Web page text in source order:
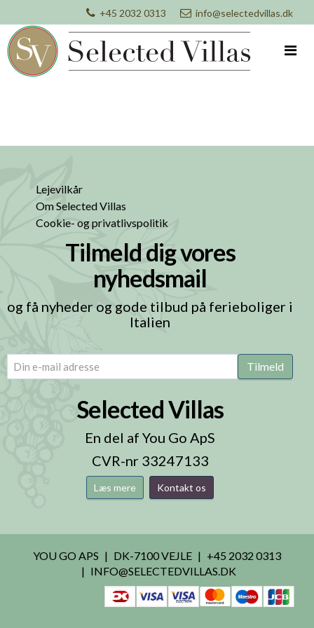
+45 2032 0313 info@selectedvillas.dk
Lejevilkår
Om Selected Villas
Cookie- og privatlivspolitik
Tilmeld dig vores
nyhedsmail
og få nyheder og gode tilbud på ferieboliger i
Italien
email (Påkrævet) Tilmeld
Selected Villas
En del af You Go ApS
CVR-nr 33247133
Læs mere Kontakt os
YOU GO APS DK-7100 VEJLE
+45 2032 0313
INFO@SELECTEDVILLAS.DK